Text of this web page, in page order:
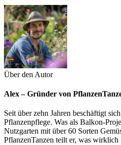
Über den Autor
Alex – Gründer von
Seit über zehn Jahren beschäftigt
Pflanzenpflege. Was als Balkon-
Nutzgarten mit über 60 Sorten
PflanzenTanzen teilt er, was